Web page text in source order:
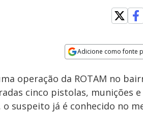
Adicione como fonte
Velocidade
operação da ROTAM no
cinco pistolas, munições e
suspeito já é conhecido no